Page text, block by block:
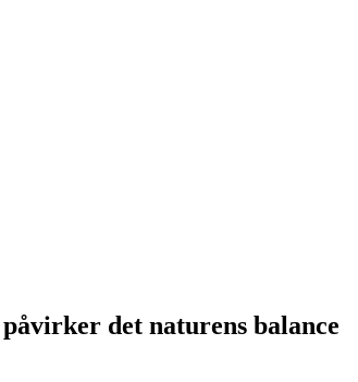
det naturens balance